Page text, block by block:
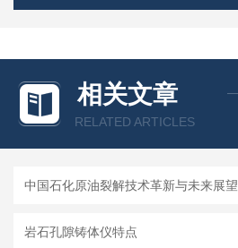
相关文章
RELATED ARTICLES
中国石化原油裂解技术革新与未来展望
岩石孔隙铸体仪特点